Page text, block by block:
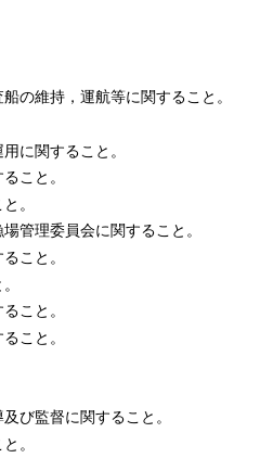
の維持，運航等に関すること。
に関すること。
こと。
。
管理委員会に関すること。
こと。
こと。
こと。
び監督に関すること。
。